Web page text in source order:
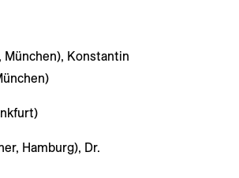
Konstantin
Hamburg), Dr.